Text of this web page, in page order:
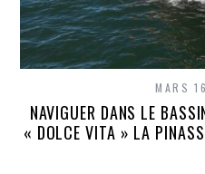
MARS
NAVIGUER DANS LE
« DOLCE VITA » LA